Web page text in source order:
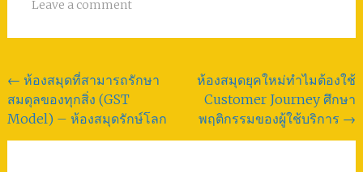
Leave a comment
Post
navigation
← ห้องสมุดที่สามารถรักษา
สมดุลของทุกสิ่ง (GST
Model) – ห้องสมุดรักษ์โลก
ห้องสมุดยุคใหม่ทำไมต้องใช้
Customer Journey ศึกษา
พฤติกรรมของผู้ใช้บริการ →